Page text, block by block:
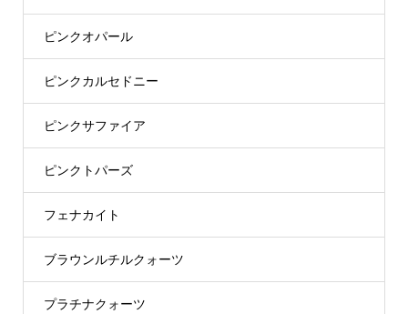
ピンクオパール
ピンクカルセドニー
ピンクサファイア
ピンクトパーズ
フェナカイト
ブラウンルチルクォーツ
プラチナクォーツ